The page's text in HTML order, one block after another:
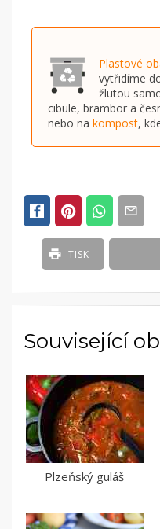
Plastové
vytřidíme
žlutou
cibule, brambor a
nebo na kompost,
TISK
Související
Plzeňský guláš